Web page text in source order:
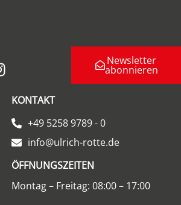
Newsletter
abonnieren
KONTAKT
+49 5258 9789 - 0
info@ulrich-rotte.de
ÖFFNUNGSZEITEN
Montag – Freitag: 08:00 – 17:00